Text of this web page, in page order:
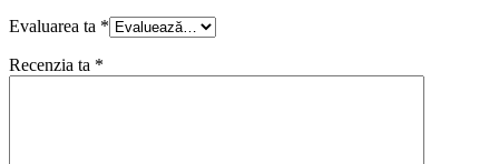
Evaluarea ta *
Recenzia ta *